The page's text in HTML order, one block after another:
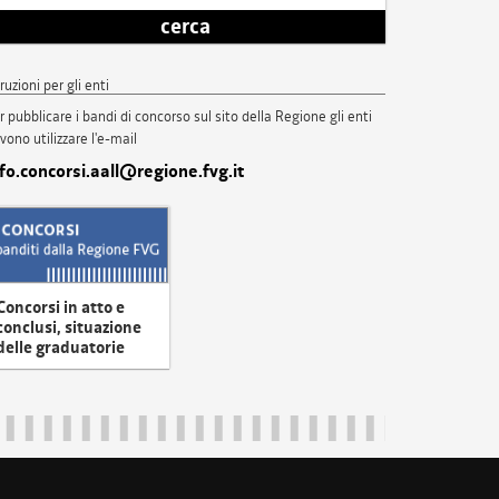
cerca
per gli enti
pubblicare i bandi di concorso sul sito della Regione gli enti
utilizzare l'e-mail
in atto e
situazione
graduatorie